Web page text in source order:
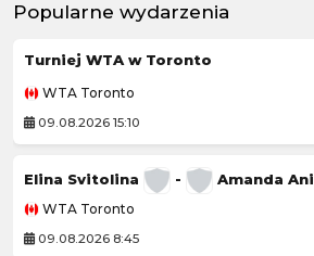
Popularne wydarzenia
Turniej WTA w Toronto
WTA Toronto
09.08.2026 15:10
Elina Svitolina - Amanda Anisimowa
WTA Toronto
09.08.2026 8:45